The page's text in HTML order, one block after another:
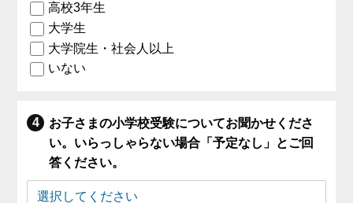
高校3年生
大学生
大学院生・社会人以上
いない
お子さまの小学校受験についてお聞かせくださ
い。いらっしゃらない場合「予定なし」とご回
答ください。